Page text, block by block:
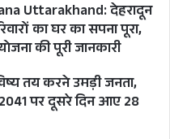
Uttarakhand: देहरादून
का घर का सपना पूरा,
की पूरी जानकारी
तय करने उमड़ी जनता,
पर दूसरे दिन आए 28